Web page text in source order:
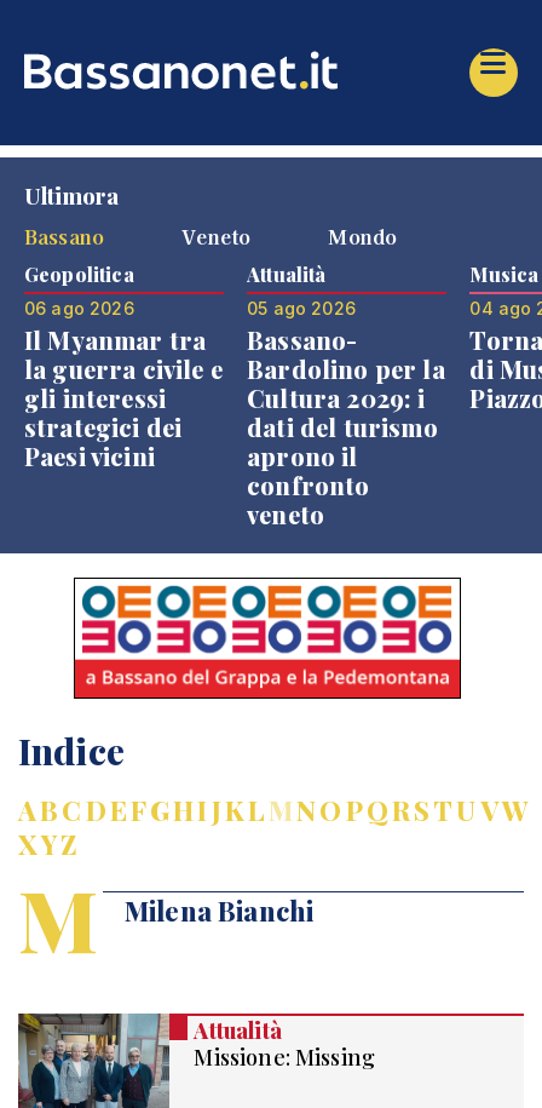
Ultimora
Bassano
Veneto Mondo
Geopolitica
06 ago 2026
Il Myanmar tra
la guerra civile e
gli interessi
strategici dei
Paesi vicini
Attualità
05 ago 2026
Bassano-
Bardolino per la
Cultura 2029: i
dati del turismo
aprono il
confronto
veneto
Musica
04 ago
di
Indice
ABCDEFGHIJKLMNOPQRSTUVW
XYZ
M Milena Bianchi
Attualità
Missione: Missing